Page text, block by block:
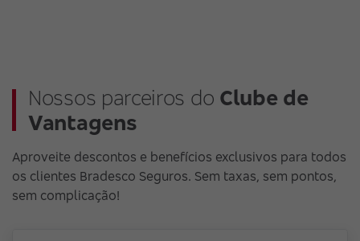
Nossos parceiros do Clube de
Vantagens
Aproveite descontos e benefícios exclusivos para todos
os clientes Bradesco Seguros. Sem taxas, sem pontos,
sem complicação!